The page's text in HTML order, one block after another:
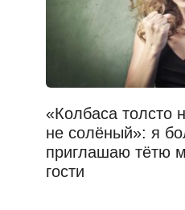
«Колбаса толсто
не солёный»: я
приглашаю тётю
гости